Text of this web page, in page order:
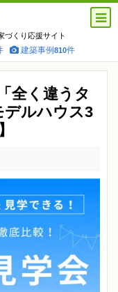
づくり応援サイト
建築事例810件
全く違うタ
デルハウス3